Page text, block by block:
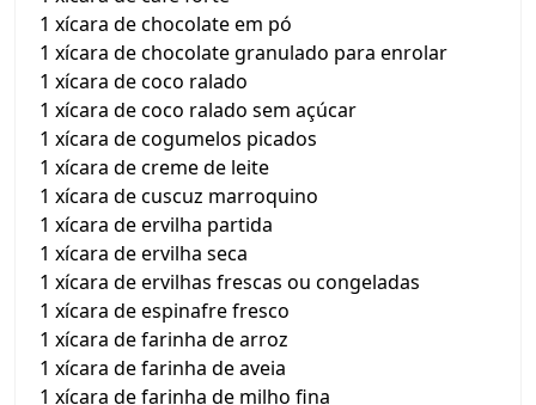
1 xícara de chocolate em pó
1 xícara de chocolate granulado para enrolar
1 xícara de coco ralado
1 xícara de coco ralado sem açúcar
1 xícara de cogumelos picados
1 xícara de creme de leite
1 xícara de cuscuz marroquino
1 xícara de ervilha partida
1 xícara de ervilha seca
1 xícara de ervilhas frescas ou congeladas
1 xícara de espinafre fresco
1 xícara de farinha de arroz
1 xícara de farinha de aveia
1 xícara de farinha de milho fina